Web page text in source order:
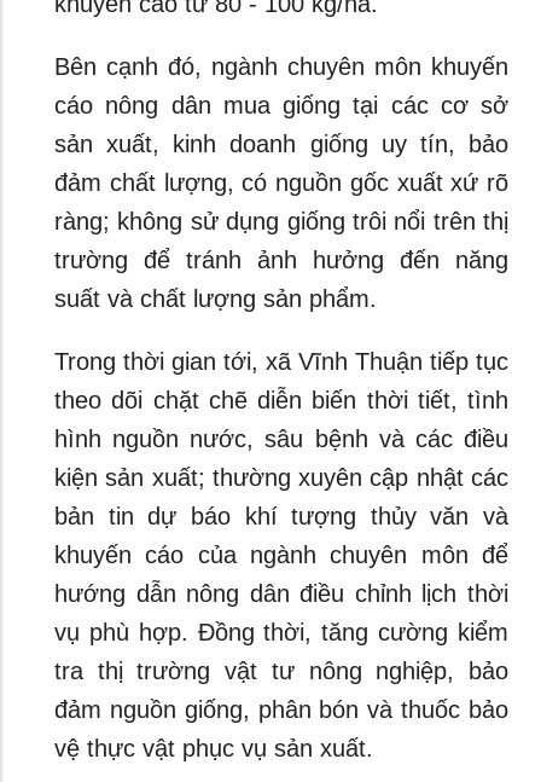
Bên cạnh đó, ngành chuyên môn khuyến
cáo nông dân mua giống tại các cơ sở
sản xuất, kinh doanh giống uy tín, bảo
đảm chất lượng, có nguồn gốc xuất xứ rõ
ràng; không sử dụng giống trôi nổi trên thị
trường để tránh ảnh hưởng đến năng
suất và chất lượng sản phẩm.
Trong thời gian tới, xã Vĩnh Thuận tiếp tục
theo dõi chặt chẽ diễn biến thời tiết, tình
hình nguồn nước, sâu bệnh và các điều
kiện sản xuất; thường xuyên cập nhật các
bản tin dự báo khí tượng thủy văn và
khuyến cáo của ngành chuyên môn để
hướng dẫn nông dân điều chỉnh lịch thời
vụ phù hợp. Đồng thời, tăng cường kiểm
tra thị trường vật tư nông nghiệp, bảo
đảm nguồn giống, phân bón và thuốc bảo
vệ thực vật phục vụ sản xuất.